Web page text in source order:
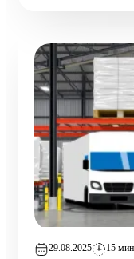
29.08.2025 15